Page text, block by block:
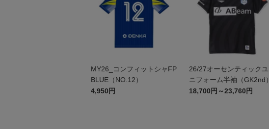
MY26_コンフィットシャFP
BLUE（NO.12）
4,950円
26/27オーセンティックユ
ニフォーム半袖（GK2nd）
18,700円～23,760円